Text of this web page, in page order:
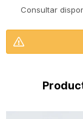
Consultar